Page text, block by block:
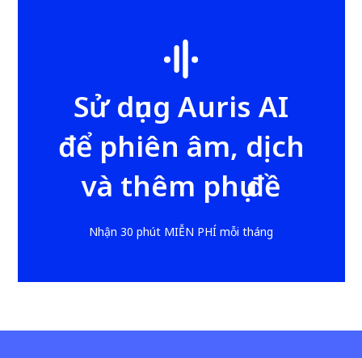
Sử dụng Auris AI
để phiên âm, dịch
và thêm phụ đề
Nhận 30 phút MIỄN PHÍ mỗi tháng